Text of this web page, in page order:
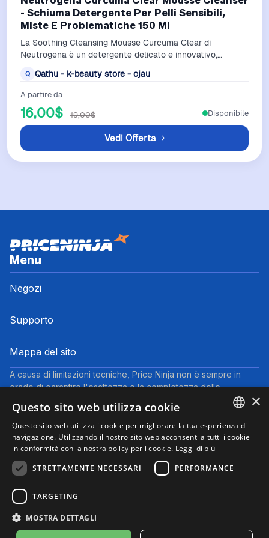
- Schiuma Detergente Per Pelli Sensibili,
Miste E Problematiche 150 Ml
La Soothing Cleansing Mousse Curcuma Clear di
Neutrogena è un detergente delicato e innovativo,
Q Qathu - k-beauty store - cjau
A partire da
16,00$ 19,00$
Vedi Offerta
Disponibile
Menu
Negozi
Supporto
Mappa del sito
A causa di limitazioni tecniche, Price Ninja non è sempre in
grado di garantire l'esattezza o la completezza delle
informazioni fornite dai negozi. Pertanto, a causa della natura
delle attività di Price Ninja, in caso di divergenze tra le
informazioni visualizzate su Price Ninja e quelle presenti sul
sito web del negozio, faranno fede queste ultime. I prezzi
indicati includono tutte le tasse, ad eccezione dei veicoli nuovi
(prezzi IVA inclusa, escluse spese di spedizione).
Questo sito partecipa al Programma Partner di eBay. Potremmo
ricevere una commissione per gli acquisti idonei effettuati
tramite i link presenti su questa pagina.
© 2025 Performyze - P.IVA 06681730484
ENGLISH
×
Questo sito web utilizza cookie
Questo sito web utilizza i cookie per migliorare la tua esperienza di
navigazione. Utilizzando il nostro sito web acconsenti a tutti i cookie
in conformità con la nostra policy per i cookie. Leggi di più
STRETTAMENTE NECESSARI
PERFORMANCE
TARGETING
MOSTRA DETTAGLI